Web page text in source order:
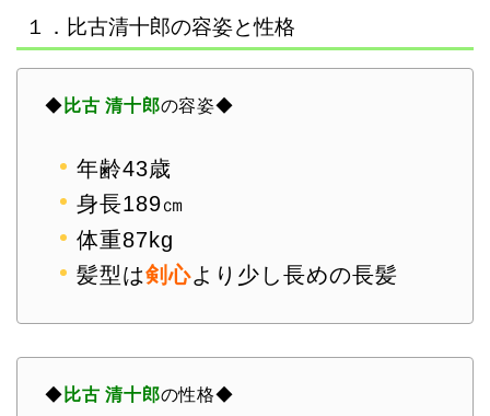
１．比古清十郎の容姿と性格
◆ 比古 清十郎の容姿◆
年齢43歳
身長189㎝
体重87kg
髪型は剣心より少し長めの長髪
◆ 比古 清十郎の性格◆